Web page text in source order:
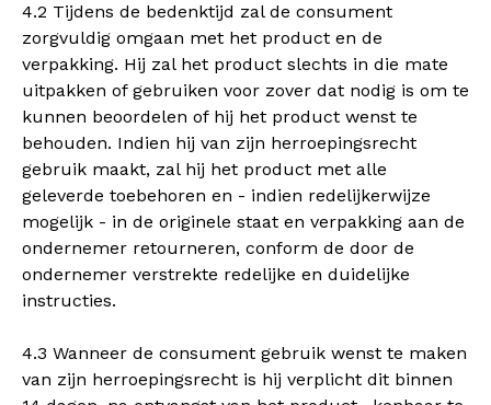
4.2 Tijdens de bedenktijd zal de consument
zorgvuldig omgaan met het product en de
verpakking. Hij zal het product slechts in die mate
uitpakken of gebruiken voor zover dat nodig is om te
kunnen beoordelen of hij het product wenst te
behouden. Indien hij van zijn herroepingsrecht
gebruik maakt, zal hij het product met alle
geleverde toebehoren en - indien redelijkerwijze
mogelijk - in de originele staat en verpakking aan de
ondernemer retourneren, conform de door de
ondernemer verstrekte redelijke en duidelijke
instructies.
4.3 Wanneer de consument gebruik wenst te maken
van zijn herroepingsrecht is hij verplicht dit binnen